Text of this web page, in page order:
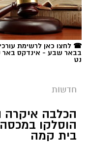
תגים:אלדר דיין
☎ לחצו כאן לרשימת עורכי
בבאר שבע - אינדקס
נט
חדשות
הוסלקו
בית קמה